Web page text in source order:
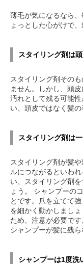
薄毛が気になるなら
ょっとした心がけで
スタイリング剤は
スタイリング剤その
ません。しかし、頭
汚れとして残る可能
い、頭皮ではなく髪の
スタイリング剤は
スタイリング剤が髪
ルにつながるといわ
い、スタイリング剤
ょう。 シャンプーの
とです。爪を立てて
を細かく動かしまし
ため、注意が必要で
シャンプーが髪に残ら
シャンプーは1度洗